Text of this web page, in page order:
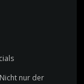
nur der